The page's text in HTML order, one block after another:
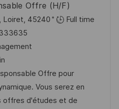
Offre (H/F)
Loiret, 45240
Full time
Offre pour
Vous serez en
offres d'études et de